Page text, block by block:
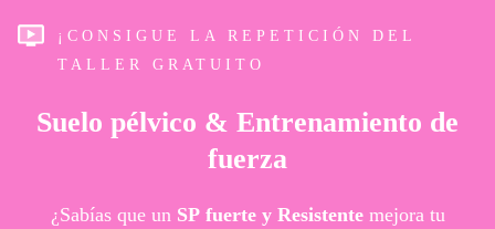
¡CONSIGUE LA REPETICIÓN DEL
TALLER GRATUITO
Suelo pélvico & Entrenamiento de
fuerza
¿Sabías que un SPfuerte y Resistentemejora tu